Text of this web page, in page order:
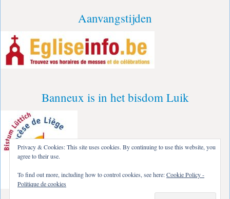
Aanvangstijden
Banneux is in het bisdom Luik
Privacy & Cookies: This site uses cookies. By continuing to use this website, you
agree to their use.
To find out more, including how to control cookies, see here:Cookie Policy -
Politique de cookies